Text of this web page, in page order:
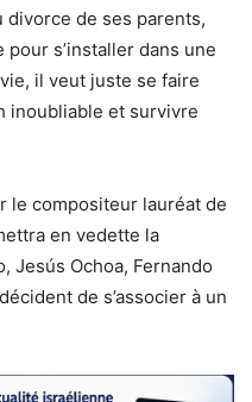
divorce de ses parents,
s’installer dans une
il veut juste se faire
inoubliable et survivre
le compositeur lauréat de
en vedette la
Jesús Ochoa, Fernando
de s’associer à un